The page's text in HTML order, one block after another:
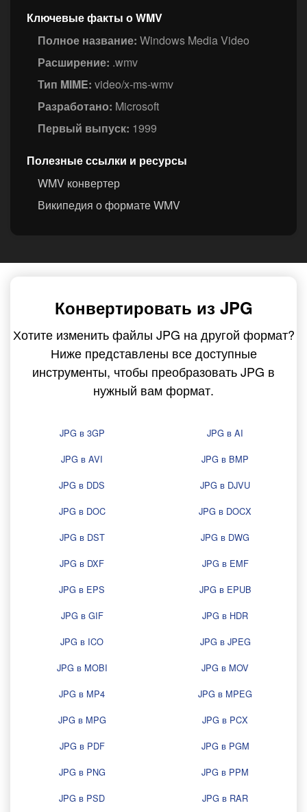
Ключевые факты о WMV
Полное название: Windows Media Video
Расширение: .wmv
Тип MIME: video/x-ms-wmv
Разработано: Microsoft
Первый выпуск: 1999
Полезные ссылки и ресурсы
WMV конвертер
Википедия о формате WMV
Конвертировать из JPG
Хотите изменить файлы JPG на другой формат?
Ниже представлены все доступные
инструменты, чтобы преобразовать JPG в
нужный вам формат.
JPG в 3GP
JPG в AI
JPG в AVI
JPG в BMP
JPG в DDS
JPG в DJVU
JPG в DOC
JPG в DOCX
JPG в DST
JPG в DWG
JPG в DXF
JPG в EMF
JPG в EPS
JPG в EPUB
JPG в GIF
JPG в HDR
JPG в ICO
JPG в JPEG
JPG в MOBI
JPG в MOV
JPG в MP4
JPG в MPEG
JPG в MPG
JPG в PCX
JPG в PDF
JPG в PGM
JPG в PNG
JPG в PPM
JPG в PSD
JPG в RAR